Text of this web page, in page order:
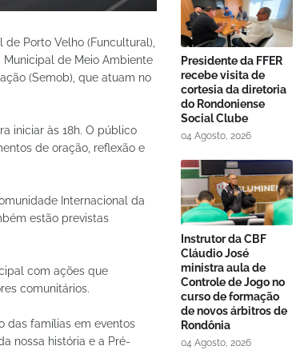
Porto Velho (Funcultural),
de Meio Ambiente
(Semob), que atuam no
iniciar às 18h. O público
de oração, reflexão e
Internacional da
estão previstas
com ações que
comunitários.
das famílias em eventos
nossa história e a Pré-
Presidente da FFER
recebe visita de
cortesia da diretoria
do Rondoniense
Social Clube
04 Agosto, 2026
Instrutor da CBF
Cláudio José
ministra aula de
Controle de Jogo no
curso de formação
de novos árbitros de
Rondônia
04 Agosto, 2026